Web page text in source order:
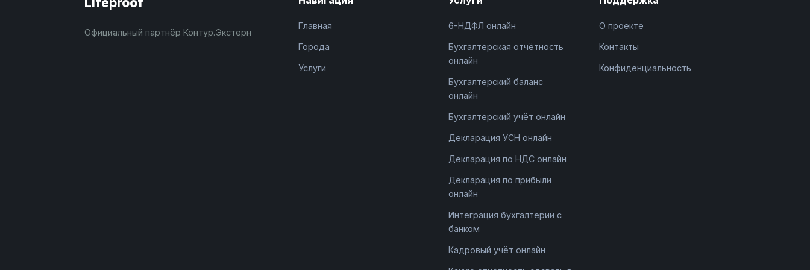
Официальный партнёр Контур.Экстерн
Главная
Города
Услуги
6-НДФЛ онлайн
Бухгалтерская отчётность
онлайн
Бухгалтерский баланс
онлайн
Бухгалтерский учёт онлайн
Декларация УСН онлайн
Декларация по НДС онлайн
Декларация по прибыли
онлайн
Интеграция бухгалтерии с
банком
Кадровый учёт онлайн
О проекте
Контакты
Конфиденциальность